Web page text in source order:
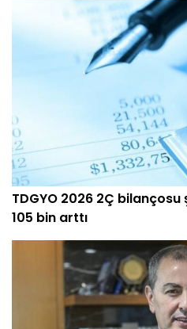
TDGYO 2026 2Ç bilançosu
105 bin arttı